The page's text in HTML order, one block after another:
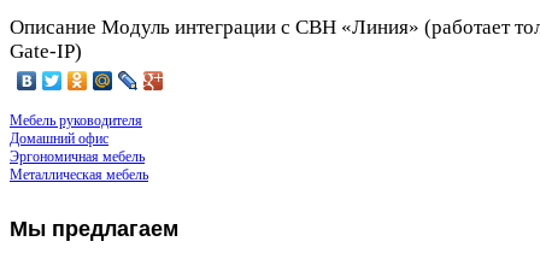
Описание Модуль интеграции с СВН «Линия» (работает
Gate-IP)
Мебель руководителя
Домашний офис
Эргономичная мебель
Металлическая мебель
Мы предлагаем